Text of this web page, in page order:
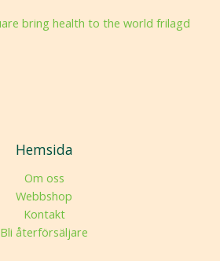
Hemsida
Om oss
Webbshop
Kontakt
Bli återförsäljare